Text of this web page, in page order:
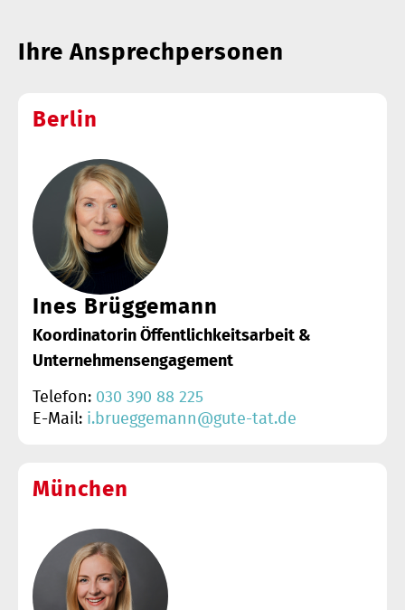
Ihre Ansprechpersonen
Berlin
Ines Brüggemann
Koordinatorin Öffentlichkeitsarbeit &
Unternehmensengagement
Telefon: 030 390 88 225
E-Mail: i.brueggemann@gute-tat.de
München